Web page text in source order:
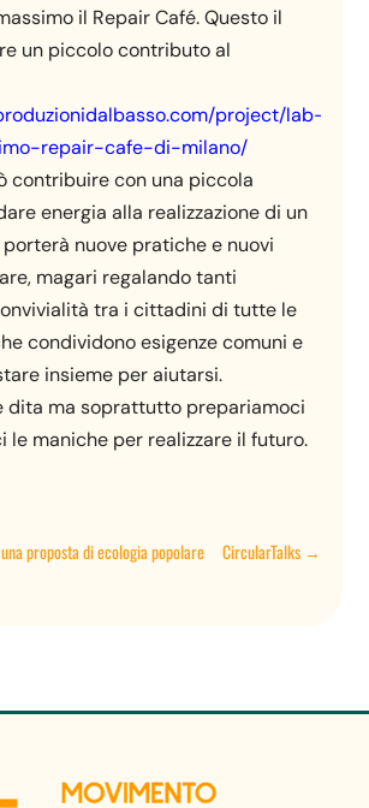
il Repair Café. Questo il
un piccolo contributo al
project/lab-
repair-cafe-di-milano/
contribuire con una piccola
energia alla realizzazione di un
nuove pratiche e nuovi
magari regalando tanti
tra i cittadini di tutte le
condividono esigenze comuni e
insieme per aiutarsi.
dita ma soprattutto prepariamoci
le maniche per realizzare il futuro.
proposta di ecologia popolare CircularTalks→